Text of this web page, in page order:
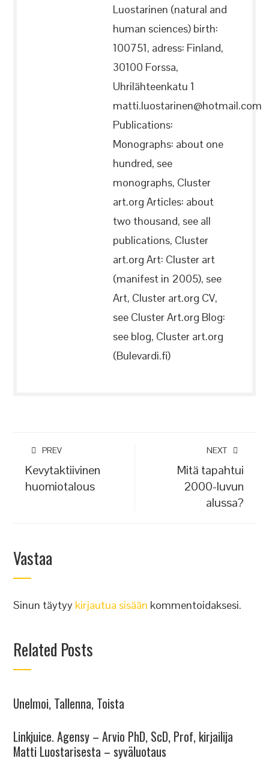
Luostarinen (natural and
human sciences) birth:
100751, adress: Finland,
30100 Forssa,
Uhrilähteenkatu 1
matti.luostarinen@hotmail.com
Publications:
Monographs: about one
hundred, see
monographs, Cluster
art.org Articles: about
two thousand, see all
publications, Cluster
art.org Art: Cluster art
(manifest in 2005), see
Art, Cluster art.org CV,
see Cluster Art.org Blog:
see blog, Cluster art.org
(Bulevardi.fi)
PREV
Kevytaktiivinen
huomiotalous
NEXT
Mitä tapahtui
2000-luvun
alussa?
Vastaa
Sinun täytyy kirjautua sisään kommentoidaksesi.
Related Posts
Unelmoi, Tallenna, Toista
Linkjuice. Agensy – Arvio PhD, ScD, Prof, kirjailija
Matti Luostarisesta – syväluotaus